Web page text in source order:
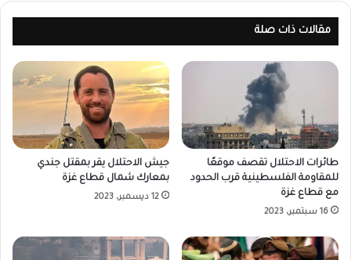
مقالات ذات صلة
طائرات الاحتلال تقصف موقعًا
للمقاومة الفلسطينية قرب الحدود
مع قطاع غزة
16 سبتمبر، 2023
جيش الاحتلال يقر بمقتل جندي
بمعارك شمال قطاع غزة
12 ديسمبر، 2023